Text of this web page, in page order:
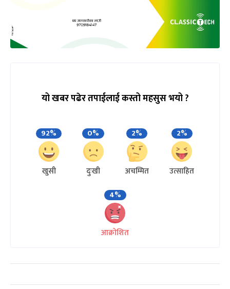
यो खबर पढेर तपाईलाई कस्तो महसुस भयो ?
92%
खुसी
0%
दुःखी
2%
अचम्मित
2%
उत्साहित
4%
आक्रोशित